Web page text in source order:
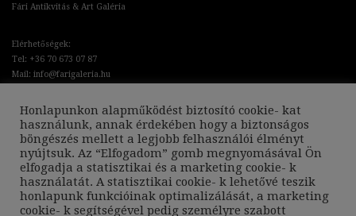
Fári Antikvitás & Art Galéria
Elérhetőségek:
Tel: +36 70 673 07 87
Mail: info@farigaleria.hu
Adatkezelési Tájékoztató
Általános Szerződési Feltételek
Szállítási és Garanciális feltételek
KÖVESSEN MINKET:
Honlapunkon alapműködést biztosító cookie- kat
használunk, annak érdekében hogy a biztonságos
böngészés mellett a legjobb felhasználói élményt
nyújtsuk. Az “Elfogadom” gomb megnyomásával Ön
elfogadja a statisztikai és a marketing cookie- k
használatát. A statisztikai cookie- k lehetővé teszik
honlapunk funkcióinak optimalizálását, a marketing
cookie- k segítségével pedig személyre szabott